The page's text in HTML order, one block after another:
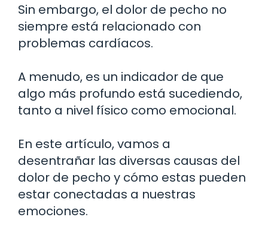
Sin embargo, el dolor de pecho no
siempre está relacionado con
problemas cardíacos.
A menudo, es un indicador de que
algo más profundo está sucediendo,
tanto a nivel físico como emocional.
En este artículo, vamos a
desentrañar las diversas causas del
dolor de pecho y cómo estas pueden
estar conectadas a nuestras
emociones.